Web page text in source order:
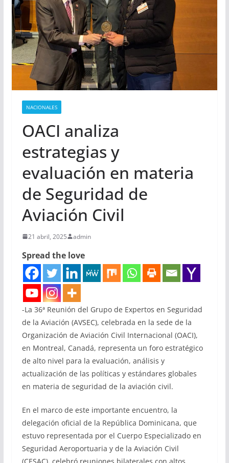
NACIONALES
OACI analiza
estrategias y
evaluación en materia
de Seguridad de
Aviación Civil
21 abril, 2025 admin
Spread the love
-La 36ª Reunión del Grupo de Expertos en Seguridad
de la Aviación (AVSEC), celebrada en la sede de la
Organización de Aviación Civil Internacional (OACI),
en Montreal, Canadá, representa un foro estratégico
de alto nivel para la evaluación, análisis y
actualización de las políticas y estándares globales
en materia de seguridad de la aviación civil.
En el marco de este importante encuentro, la
delegación oficial de la República Dominicana, que
estuvo representada por el Cuerpo Especializado en
Seguridad Aeroportuaria y de la Aviación Civil